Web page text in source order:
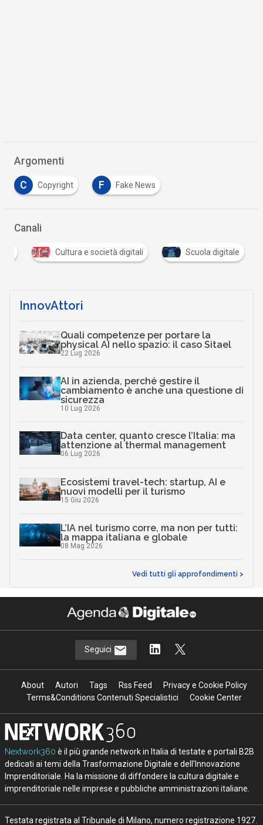
Argomenti
C Copyright F Fake News
Canali
Cultura e società digitali Scuola digitale
InnovAttori
Quali competenze per portare la
physical AI nello spazio: il caso Sitael
22 Lug 2026
AI in azienda, perché gestire il
cambiamento è anche una questione di
sicurezza
10 Lug 2026
Data center, quanto cresce l’Italia: ma
attenzione al thermal management
06 Lug 2026
Ecosistemi travel-tech: startup, AI e
nuovi modelli per il turismo
15 Giu 2026
L’IA nel turismo corre, ma non per tutti:
la mappa italiana e globale
08 Mag 2026
Vedi tutti gli approfondimenti >
Seguici
About Autori Tags Rss Feed
Privacy e Cookie Policy
Terms&Conditions Contenuti Specialistici
Cookie Center
Nextwork360 è il più grande network in Italia di testate e portali B2B
dedicati ai temi della Trasformazione Digitale e dell’Innovazione
Imprenditoriale. Ha la missione di diffondere la cultura digitale e
imprenditoriale nelle imprese e pubbliche amministrazioni italiane.
Testata registrata al Tribunale di Milano, numero registrazione 1927.